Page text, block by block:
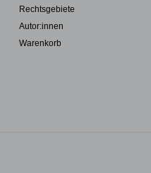
Rechtsgebiete
Autor:innen
Warenkorb